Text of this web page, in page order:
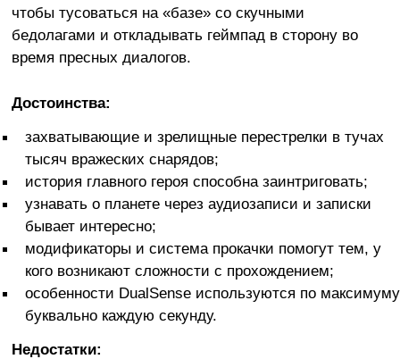
чтобы тусоваться на «базе» со скучными
бедолагами и откладывать геймпад в сторону во
время пресных диалогов.
Достоинства:
захватывающие и зрелищные перестрелки в тучах
тысяч вражеских снарядов;
история главного героя способна заинтриговать;
узнавать о планете через аудиозаписи и записки
бывает интересно;
модификаторы и система прокачки помогут тем, у
кого возникают сложности с прохождением;
особенности DualSense используются по максимуму
буквально каждую секунду.
Недостатки: